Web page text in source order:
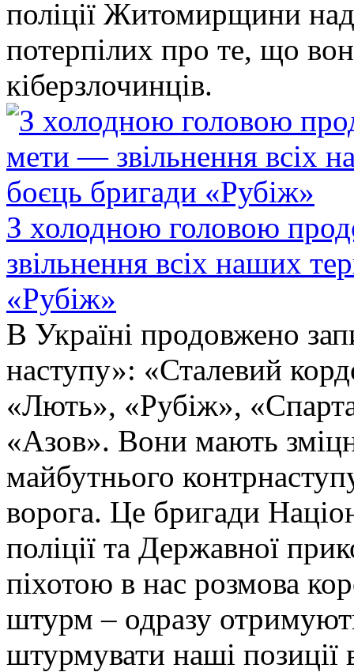
поліції Житомирщини
потерпілих про те, що
кіберзлочинців.
З холодною головою
звільнення всіх наших
«Рубіж»
В Україні продовжено
наступу»: «Сталевий
«Лють», «Рубіж»,
«Азов». Вони мають
майбутнього
ворога. Це бригади
поліції та Державної
піхотою в нас розмова
штурм – одразу
штурмувати наші позиції